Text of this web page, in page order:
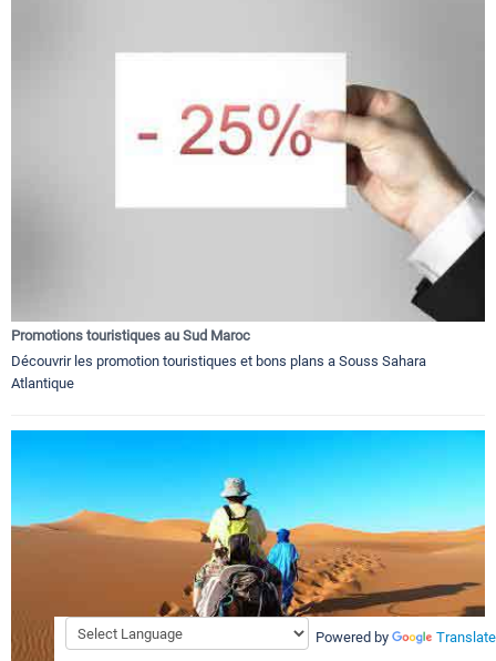
Promotions touristiques au Sud Maroc
Découvrir les promotion touristiques et bons plans a Souss Sahara
Atlantique
Powered by Translate